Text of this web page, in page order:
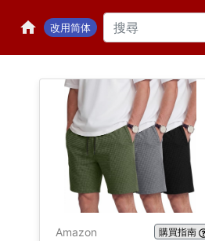
改用简体
Amazon 購買指南